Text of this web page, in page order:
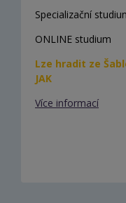
Specializační
ONLINE studium
Lze hradit ze
JAK
Více informací